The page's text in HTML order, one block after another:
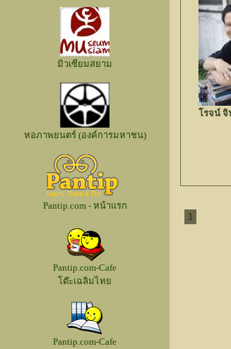
มิวเซียมสยาม
หอภาพยนตร์ (องค์การมหาชน)
Pantip.com - หน้าแรก
Pantip.com-Cafe
โต๊ะเฉลิมไทย
Pantip.com-Cafe
โรจน์
1